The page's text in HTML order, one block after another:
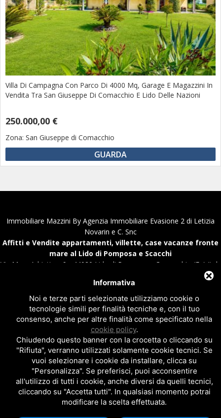
Villa Di Campagna Con Parco Di 4000 Mq, Garage E Magazzini In
Vendita Tra San Giuseppe Di Comacchio E Lido Delle Nazioni
250.000,00 €
Zona: San Giuseppe di Comacchio
GUARDA
Immobiliare Mazzini By Agenzia Immobiliare Evasione 2 di Letizia
Novarin e C. Snc
Affitti e Vendite appartamenti, villette, case vacanze fronte
mare al Lido di Pomposa e Scacchi
Via Mare Adriatico, 9 - 44020 Lido di Pomposa - Comacchio (Fe) Italy
Tel.+39 0533.381937 - Fax.+39 0533.388231 - Email
info@immobiliaremazzini.it|info@immobiliareevasione.it
Privacy policy|Cookie policy|Note legali
Sito realizzato daTopsuimotori
Informativa
Noi e terze parti selezionate utilizziamo cookie o
tecnologie simili per finalità tecniche e, con il tuo
consenso, anche per altre finalità come specificato nella
cookie policy.
Chiudendo questo banner con la crocetta o cliccando su
"Rifiuta", verranno utilizzati solamente cookie tecnici. Se
vuoi selezionare i cookie da installare, clicca su
"Personalizza". Se preferisci, puoi acconsentire
all'utilizzo di tutti i cookie, anche diversi da quelli tecnici,
cliccando su "Accetta tutti". In qualsiasi momento potrai
modificare la scelta effettuata.